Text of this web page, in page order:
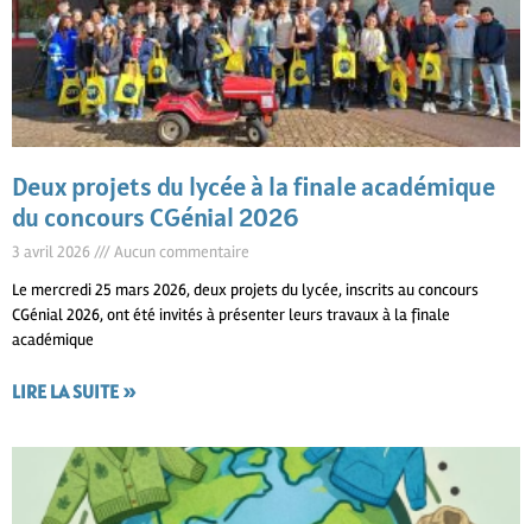
Deux projets du lycée à la finale académique
du concours CGénial 2026
3 avril 2026
Aucun commentaire
Le mercredi 25 mars 2026, deux projets du lycée, inscrits au concours
CGénial 2026, ont été invités à présenter leurs travaux à la finale
académique
LIRE LA SUITE »